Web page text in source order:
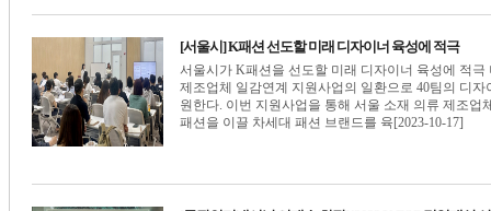
[서울시] K패션 선도할 미래 디자이너 육성에 적극
서울시가 K패션을 선도할 미래 디자이너 육성에 적
제조업체 일감연계 지원사업의 일환으로 40팀의 디
원한다. 이번 지원사업을 통해 서울 소재 의류 제조
패션을 이끌 차세대 패션 브랜드를 육[2023-10-17]